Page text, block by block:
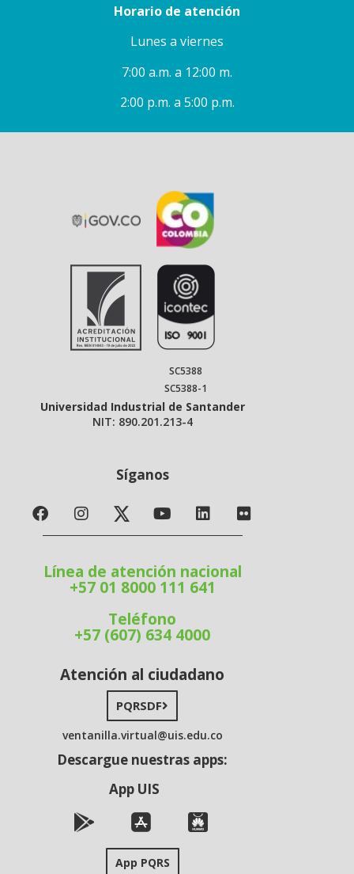
Horario de atención
Lunes a viernes
7:00 a.m. a 12:00 m.
2:00 p.m. a 5:00 p.m.